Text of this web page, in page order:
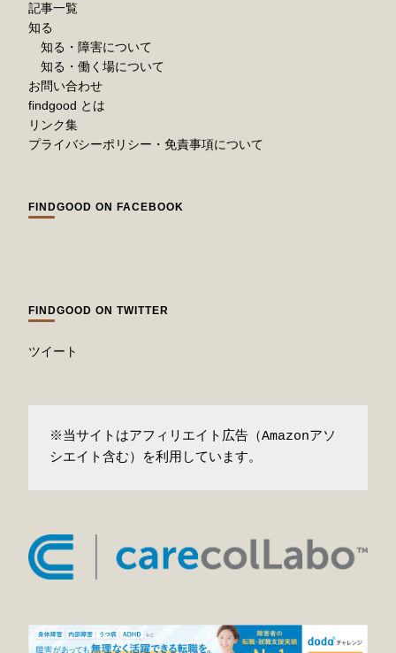
記事一覧
知る
知る・障害について
知る・働く場について
お問い合わせ
findgood とは
リンク集
プライバシーポリシー・免責事項について
FINDGOOD ON FACEBOOK
FINDGOOD ON TWITTER
ツイート
※当サイトはアフィリエイト広告（Amazonアソ
シエイト含む）を利用しています。